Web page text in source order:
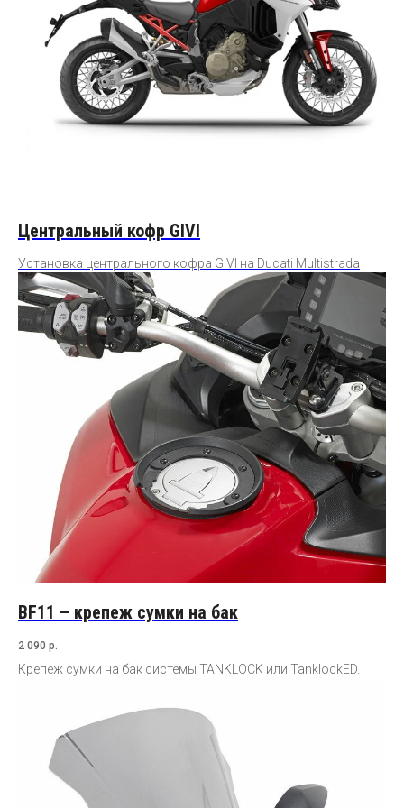
Центральный кофр GIVI
Установка центрального кофра GIVI на Ducati Multistrada
BF11 – крепеж сумки на бак
2 090 р.
Крепеж сумки на бак системы TANKLOCK или TanklockED.